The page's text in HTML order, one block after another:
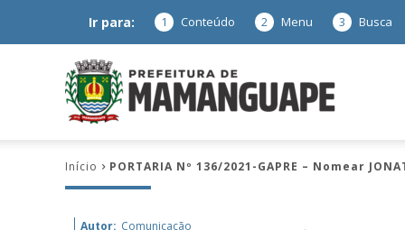
Ir para: 1 Conteúdo 2 Menu 3 Busca
Início PORTARIA Nº 136/2021-GAPRE – Nomear
Autor: Comunicação